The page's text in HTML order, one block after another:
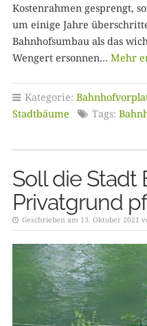
Kostenrahmen gesprengt,
um einige Jahre
Bahnhofsumbau als das
Wengert ersonnen… Mehr
Kategorie:
Stadtbäume
Tags:
Soll die Stadt
Privatgrund
Geschrieben am 13. Oktober 2021